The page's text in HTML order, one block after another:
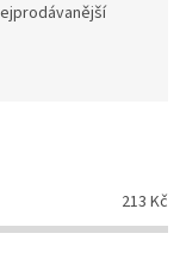
213 Kč